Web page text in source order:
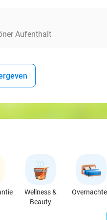
Aufenthalt
Wellness &
Beauty